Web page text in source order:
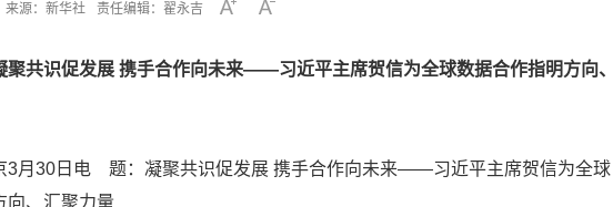
源： 新华社 责任编辑：翟永吉
聚共识促发展 携手合作向未来——习近平主席贺信为全球数据合作指明方向、
3月30日电 题：凝聚共识促发展 携手合作向未来——习近平主席贺信为全球
向、汇聚力量